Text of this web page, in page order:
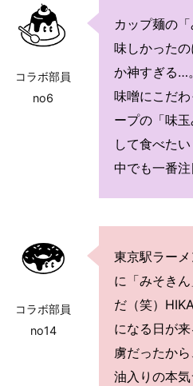
コラボ部員
no6
カップ麺の
味しかった
か神すぎる…
味噌にこだ
ープの「味
して食べた
中でも一番注
コラボ部員
no14
東京駅ラー
に「みそき
だ（笑）
になる日が
虜だったか
油入りの本